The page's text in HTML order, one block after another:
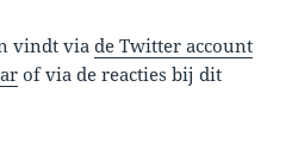
vindt viade Twitter account
of via de reacties bij dit